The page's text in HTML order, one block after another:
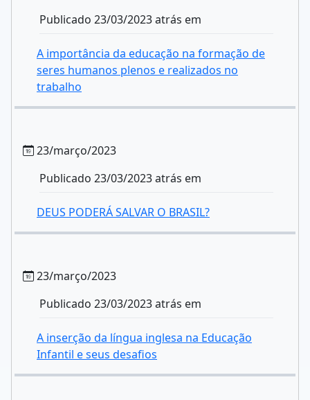
Publicado 23/03/2023 atrás em
A importância da educação na formação de
seres humanos plenos e realizados no
trabalho
23/março/2023
Publicado 23/03/2023 atrás em
DEUS PODERÁ SALVAR O BRASIL?
23/março/2023
Publicado 23/03/2023 atrás em
A inserção da língua inglesa na Educação
Infantil e seus desafios